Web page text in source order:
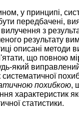
у принципі,
передбачені,
з
результату
описані методи
що повною
який
похибкою,
характеристик
статистики.